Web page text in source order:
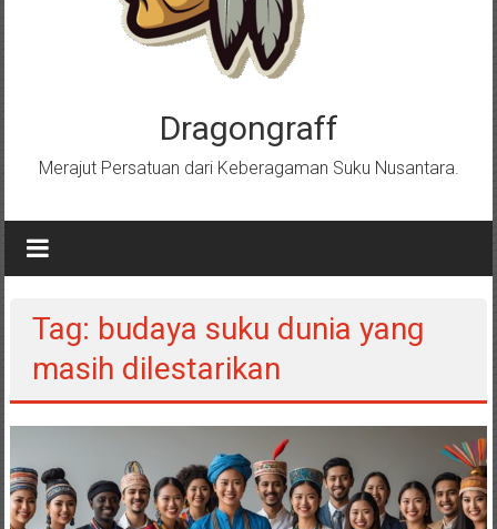
Dragongraff
Merajut Persatuan dari Keberagaman Suku Nusantara.
Tag: budaya suku dunia yang
masih dilestarikan